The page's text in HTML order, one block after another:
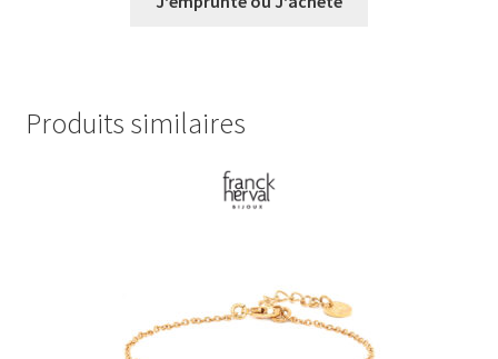
Produits similaires